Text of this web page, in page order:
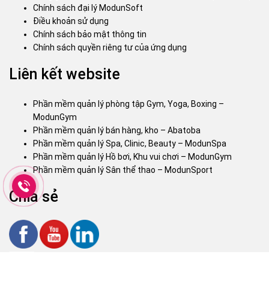
Chính sách đại lý ModunSoft
Điều khoản sử dụng
Chính sách bảo mật thông tin
Chính sách quyền riêng tư của ứng dụng
Liên kết website
Phần mềm quản lý phòng tập Gym, Yoga, Boxing –
ModunGym
Phần mềm quản lý bán hàng, kho – Abatoba
Phần mềm quản lý Spa, Clinic, Beauty – ModunSpa
Phần mềm quản lý Hồ bơi, Khu vui chơi – ModunGym
Phần mềm quản lý Sân thể thao – ModunSport
Chia sẻ